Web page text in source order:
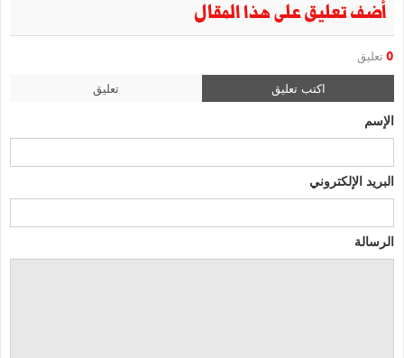
أضف تعليق على هذا المقال
0 تعليق
اكتب تعليق تعليق
الإسم
البريد الإلكتروني
الرسالة